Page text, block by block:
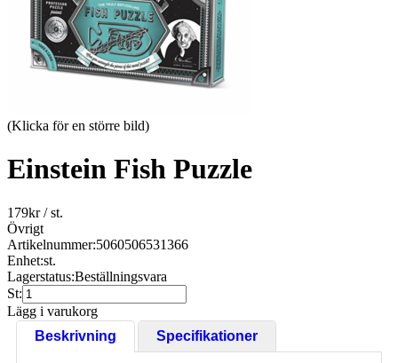
(Klicka för en större bild)
Einstein Fish Puzzle
179kr/ st.
Övrigt
Artikelnummer:5060506531366
Enhet:st.
Lagerstatus:Beställningsvara
St:
Lägg i varukorg
Beskrivning
Specifikationer